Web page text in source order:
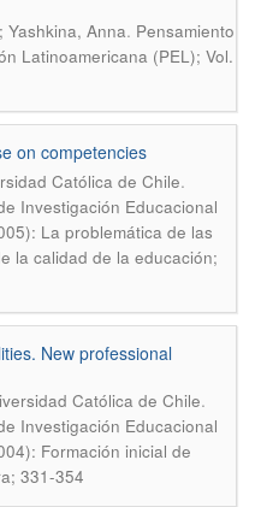
Yashkina, Anna. Pensamiento
Latinoamericana (PEL); Vol.
on competencies
Católica de Chile.
Investigación Educacional
La problemática de las
la calidad de la educación;
New professional
Católica de Chile.
Investigación Educacional
Formación inicial de
331-354